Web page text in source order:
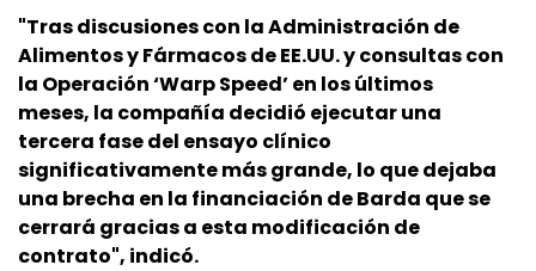
"Tras discusiones con la Administración de
Alimentos y Fármacos de EE.UU. y consultas con
la Operación ‘Warp Speed’ en los últimos
meses, la compañía decidió ejecutar una
tercera fase del ensayo clínico
significativamente más grande, lo que dejaba
una brecha en la financiación de Barda que se
cerrará gracias a esta modificación de
contrato", indicó.